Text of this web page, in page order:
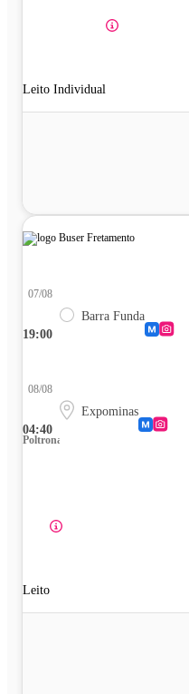
Leito Individual
19:00
07/08
Barra Funda
04:40
08/08
Expominas
Poltrona
Leito